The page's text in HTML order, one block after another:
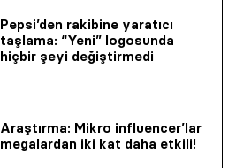
Pepsi’den rakibine yaratıcı
taşlama: “Yeni” logosunda
hiçbir şeyi değiştirmedi
Araştırma: Mikro influencer’lar
megalardan iki kat daha etkili!